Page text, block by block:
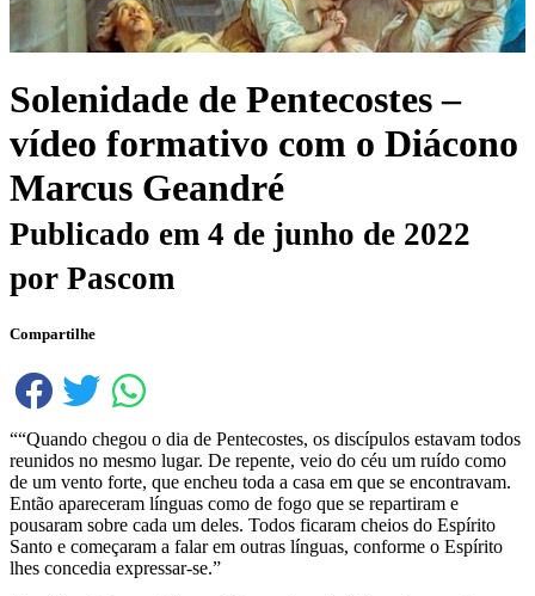
Solenidade de Pentecostes –
vídeo formativo com o Diácono
Marcus Geandré
Publicado em 4 de junho de 2022
por Pascom
Compartilhe
““Quando chegou o dia de Pentecostes, os discípulos estavam todos
reunidos no mesmo lugar. De repente, veio do céu um ruído como
de um vento forte, que encheu toda a casa em que se encontravam.
Então apareceram línguas como de fogo que se repartiram e
pousaram sobre cada um deles. Todos ficaram cheios do Espírito
Santo e começaram a falar em outras línguas, conforme o Espírito
lhes concedia expressar-se.”